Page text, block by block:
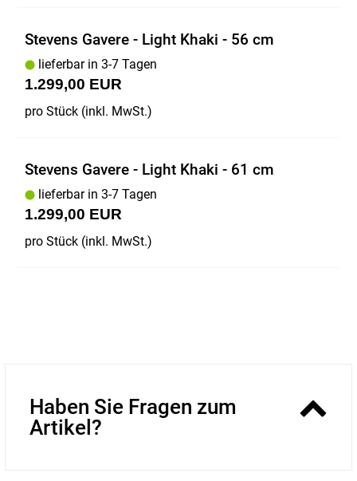
Stevens Gavere - Light Khaki - 56 cm
lieferbar in 3-7 Tagen
1.299,00 EUR
pro Stück (inkl. MwSt.)
Stevens Gavere - Light Khaki - 61 cm
lieferbar in 3-7 Tagen
1.299,00 EUR
pro Stück (inkl. MwSt.)
Haben Sie Fragen zum
Artikel?